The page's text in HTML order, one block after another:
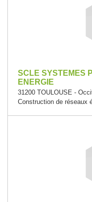
SCLE SYSTEMES
ENERGIE
31200 TOULOUSE -
Construction de réseaux